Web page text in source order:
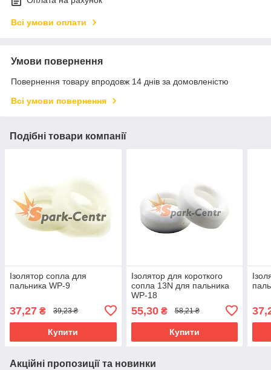
Всі умови оплати
Умови повернення
Повернення товару впродовж 14 днів за домовленістю
Всі умови повернення
Подібні товари компанії
Ізолятор сопла для
пальника WP-9
37,27 ₴ 39,23 ₴
Купити
Ізолятор для короткого
сопла 13N для пальника
WP-18
55,30₴ 58,21 ₴
Купити
Акційні пропозиції та новинки